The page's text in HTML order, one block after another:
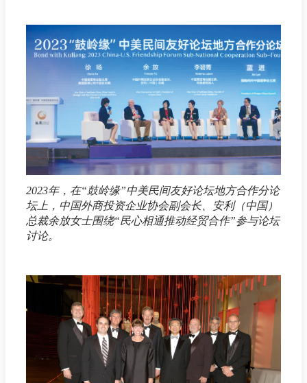
2023年，在“鼓岭缘”中美民间友好论坛地方合作分论
坛上，中国外商投资企业协会副会长、安利（中国）
总裁余放女士围绕“民心相通推动经贸合作”参与论坛
讨论。